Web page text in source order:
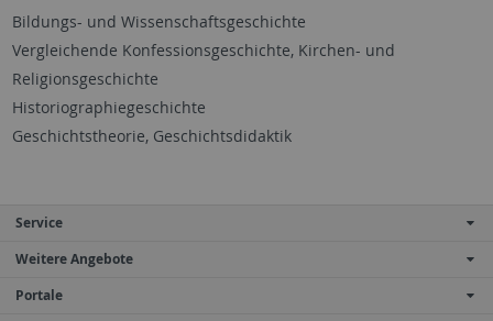
Bildungs- und Wissenschaftsgeschichte
Vergleichende Konfessionsgeschichte, Kirchen- und
Religionsgeschichte
Historiographiegeschichte
Geschichtstheorie, Geschichtsdidaktik
Service
Weitere Angebote
Portale